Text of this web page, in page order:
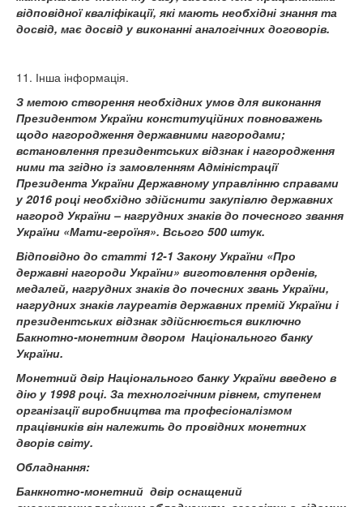
відповідної кваліфікації, які мають необхідні знання та
досвід, має досвід у виконанні аналогічних договорів.
11. Інша інформація.
З метою створення необхідних умов для виконання
Президентом України конституційних повноважень
щодо нагородження державними нагородами;
встановлення президентських відзнак і нагородження
ними та згідно із замовленням Адміністрації
Президента України Державному управлінню справами
у 2016 році необхідно здійснити закупівлю державних
нагород України – нагрудних знаків до почесного звання
України «Мати-героїня». Всього 500 штук.
Відповідно до статті 12-1 Закону України «Про
державні нагороди України» виготовлення орденів,
медалей, нагрудних знаків до почесних звань України,
нагрудних знаків лауреатів державних премій України і
президентських відзнак здійснюється виключно
Бакнотно-монетним двором Національного банку
України.
Монетний двір Національного банку України введено в
дію у 1998 році. За технологічним рівнем, ступенем
організації виробництва та професіоналізмом
працівників він належить до провідних монетних
дворів світу.
Обладнання:
Банкнотно-монетний двір оснащений